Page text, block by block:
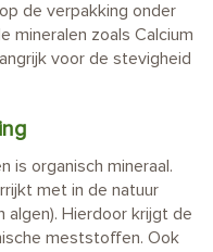
de verpakking onder
mineralen zoals Calcium
voor de stevigheid
is organisch mineraal.
met in de natuur
algen). Hierdoor krijgt de
meststoffen. Ook